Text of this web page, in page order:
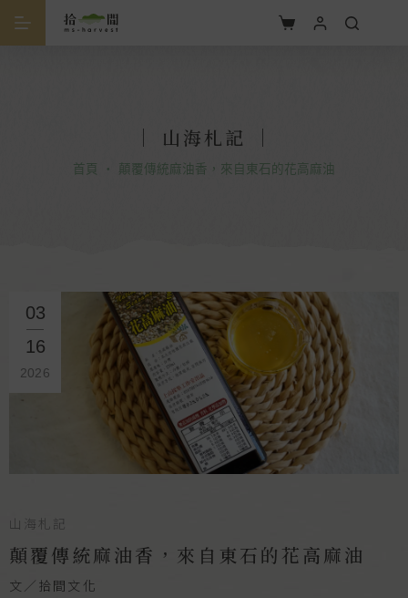
｜ 山海札記 ｜
首頁 ・ 顛覆傳統麻油香，來自東石的花高麻油
03
16
2026
山海札記
顛覆傳統麻油香，來自東石的花高麻油
文／拾間文化